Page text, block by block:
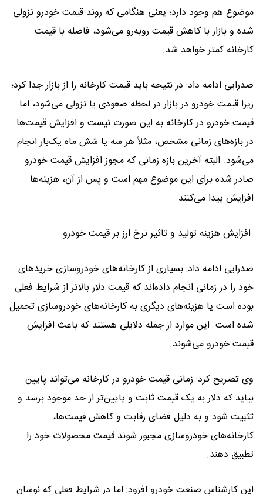
موضوع هم وجود دارد؛ یعنی هنگامی که روند قیمت خودرو نزولی
شده و بازار با کاهش قیمت روبه‌رو می‌شود، فاصله با قیمت
کارخانه کمتر خواهد شد.
صدرایی ادامه داد: در نتیجه باید قیمت کارخانه را از بازار جدا کرد؛
زیرا قیمت خودرو در بازار در لحظه صعودی یا نزولی می‌شود، اما
قیمت خودرو در کارخانه به این صورت نیست و افزایش قیمت‌ها
در بازه‌های زمانی مشخص، مثلاً هر سه یا شش ماه یک‌بار انجام
می‌شود. البته آخرین بازه زمانی که مجوز افزایش قیمت خودرو
صادر شده برای این موضوع مهم است و پس از آن، هزینه‌ها
افزایش پیدا می‌کنند.
افزایش هزینه تولید و تاثیر نرخ ارز بر قیمت خودرو
صدرایی ادامه داد: بسیاری از کارخانه‌های خودروسازی خریدهای
خود را در زمانی انجام داده‌اند که قیمت دلار بالاتر از شرایط فعلی
بوده است یا هزینه‌های دیگری به کارخانه‌های خودروسازی تحمیل
شده است. این موارد از جمله دلایلی هستند که باعث افزایش
قیمت خودرو می‌شوند.
وی تصریح کرد: زمانی قیمت خودرو در کارخانه می‌تواند پایین
بیاید که دلار به یک قیمت ثابت و پایین‌تر از حد موجود برسد و
تثبیت شود و به دلیل فضای رقابت و کاهش قیمت‌ها،
کارخانه‌های خودروسازی مجبور شوند قیمت محصولات خود را
تطبیق دهند.
این کارشناس صنعت خودرو افزود: اما در شرایط فعلی که نوسان